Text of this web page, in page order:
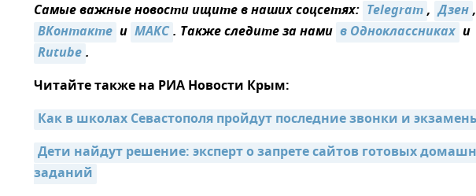
Самые важные новости ищите в наших соцсетях: Telegram, Дзен,
ВКонтакте и МАКС. Также следите за нами в Одноклассниках и
Rutube.
Читайте также на РИА Новости Крым:
Как в школах Севастополя пройдут последние звонки и
Дети найдут решение: эксперт о запрете сайтов готовых
заданий